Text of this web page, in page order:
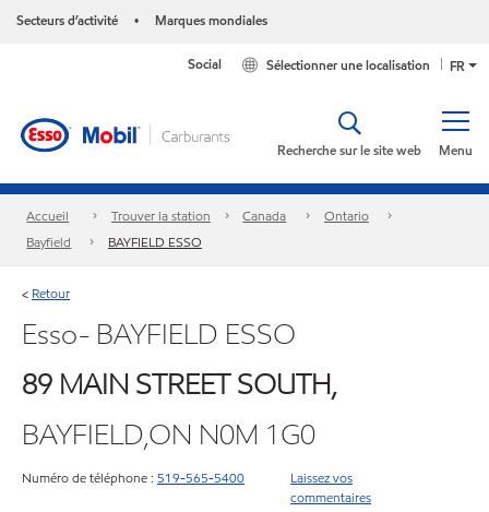
Secteurs d’activité • Marques mondiales
FR
Sélectionner une localisation
Social
Menu
Recherche sur le site web
Accueil Trouver la station Canada
Ontario
Bayfield
BAYFIELD ESSO
< Retour
Esso- BAYFIELD ESSO
89 MAIN STREET SOUTH,
BAYFIELD,ON N0M 1G0
Numéro de téléphone : 519-565-5400
Laissez vos
commentaires